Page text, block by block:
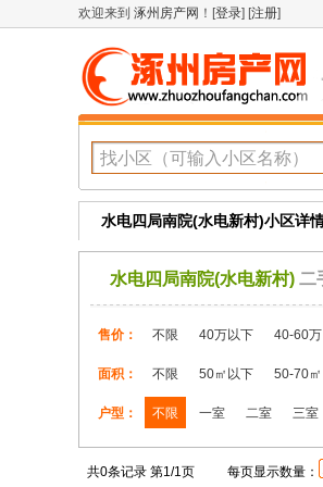
欢迎来到 涿州房产网 ！[登录] [注册]
水电四局南院(水电新村)小区详
水电四局南院(水电新村) 二
售价： 不限 40万以下 40-60万
面积： 不限 50㎡以下 50-70㎡
户型： 不限 一室 二室 三室
共0条记录 第1/1页 每页显示数量：